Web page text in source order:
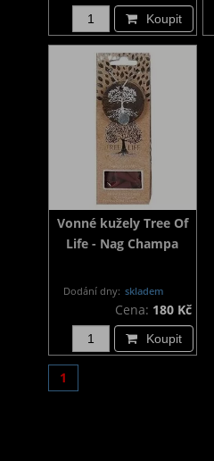
Koupit
Vonné kužely Tree Of
Life - Nag Champa
Dodání dny: skladem
Cena: 180 Kč
Koupit
1